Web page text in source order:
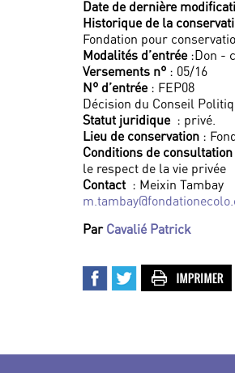
Date de dernière
Historique de la
Fondation pour
Modalités d’entrée :Don -
Versements n° : 05/16
N° d’entrée: FEP08
Décision du Conseil
Statut juridique : privé.
Lieu de conservation :
Conditions de consultation
le respect de la vie privée
Contact : Meixin Tambay
Par Cavalié Patrick